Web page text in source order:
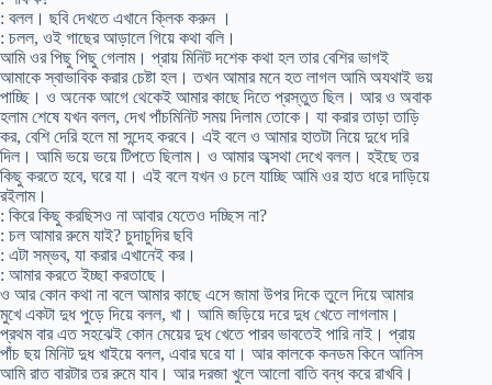
: বলল। ছবি দেখতে এখানে ক্লিক করুন ।
: চলল, ওই গাছের আড়ালে গিয়ে কথা বলি।
আমি ওর পিছু পিছু গেলাম। প্রায় মিনিট দশেক কথা হল তার বেশির ভাগই
আমাকে স্বাভাবিক করার চেষ্টা হল। তখন আমার মনে হত লাগল আমি অযথাই ভয়
পাচ্ছি। ও অনেক আগে থেকেই আমার কাছে দিতে প্রস্তুত ছিল। আর ও অবাক
হলাম শেষে যখন বলল, দেখ পাঁচমিনিট সময় দিলাম তোকে। যা করার তাড়া তাড়ি
কর, বেশি দেরি হলে মা সন্দেহ করবে। এই বলে ও আমার হাতটা নিয়ে দুধে দরি
দিল। আমি ভয়ে ভয়ে টিপতে ছিলাম। ও আমার অব্সথা দেখে বলল। হইছে তর
কিছু করতে হবে, ঘরে যা। এই বলে যখন ও চলে যাচ্ছি আমি ওর হাত ধরে দাড়িয়ে
রইলাম।
: কিরে কিছু করছিসও না আবার যেতেও দচ্ছিস না?
: চল আমার রুমে যাই? চুদাচুদির ছবি
: এটা সম্ভব, যা করার এখানেই কর।
: আমার করতে ইচ্ছা করতাছে।
ও আর কোন কথা না বলে আমার কাছে এসে জামা উপর দিকে তুলে দিয়ে আমার
মুখে একটা দুধ পুড়ে দিয়ে বলল, খা। আমি জড়িয়ে দরে দুধ খেতে লাগলাম।
প্রথম বার এত সহঝেই কোন মেয়ের দুধ খেতে পারব ভাবতেই পারি নাই। প্রায়
পাঁচ ছয় মিনিট দুধ খাইয়ে বলল, এবার ঘরে যা। আর কালকে কনডম কিনে আনিস
আমি রাত বারটার তর রুমে যাব। আর দরজা খুলে আলো বাতি বন্ধ করে রাখবি।